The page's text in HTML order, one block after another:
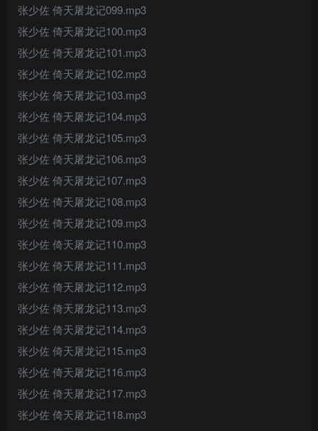
张少佐 倚天屠龙记099.mp3
张少佐 倚天屠龙记100.mp3
张少佐 倚天屠龙记101.mp3
张少佐 倚天屠龙记102.mp3
张少佐 倚天屠龙记103.mp3
张少佐 倚天屠龙记104.mp3
张少佐 倚天屠龙记105.mp3
张少佐 倚天屠龙记106.mp3
张少佐 倚天屠龙记107.mp3
张少佐 倚天屠龙记108.mp3
张少佐 倚天屠龙记109.mp3
张少佐 倚天屠龙记110.mp3
张少佐 倚天屠龙记111.mp3
张少佐 倚天屠龙记112.mp3
张少佐 倚天屠龙记113.mp3
张少佐 倚天屠龙记114.mp3
张少佐 倚天屠龙记115.mp3
张少佐 倚天屠龙记116.mp3
张少佐 倚天屠龙记117.mp3
张少佐 倚天屠龙记118.mp3